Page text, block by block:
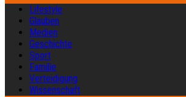
Lifestyle
Glauben
Medien
Geschichte
Sport
Familie
Verteidigung
Wissenschaft